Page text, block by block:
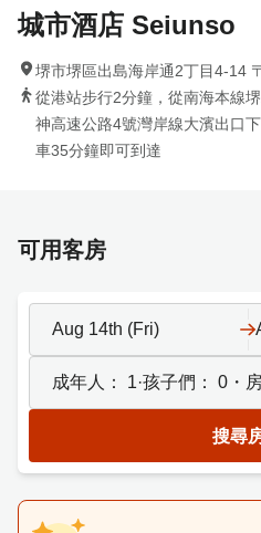
城市酒店 Seiunso
堺市堺區出島海岸通2丁目4-14
從港站步行2分鐘，從南海本線
神高速公路4號灣岸線大濱出口
車35分鐘即可到達
可用客房
Aug 14th (Fri)
成年人： 1·孩子們： 0 ・
搜尋